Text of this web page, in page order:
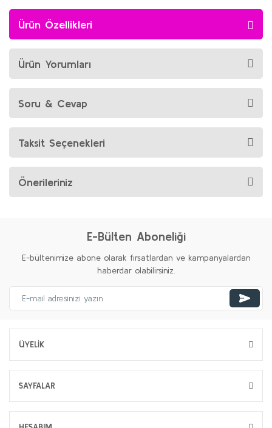
Ürün Özellikleri
Ürün Yorumları
Soru & Cevap
Taksit Seçenekleri
Önerileriniz
E-Bülten Aboneliği
E-bültenimize abone olarak fırsatlardan ve kampanyalardan
haberdar olabilirsiniz.
ÜYELİK
SAYFALAR